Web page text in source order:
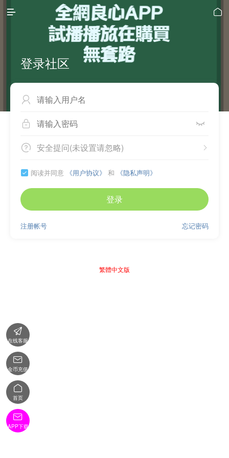
 
登录社区

 
 
安全提问(未设置请忽略)
 阅读并同意 《用户协议》 和 《隐私声明》
登录
忘记密码
注册帐号
繁體中文版

在线客服

金币充值

首页

APP下载